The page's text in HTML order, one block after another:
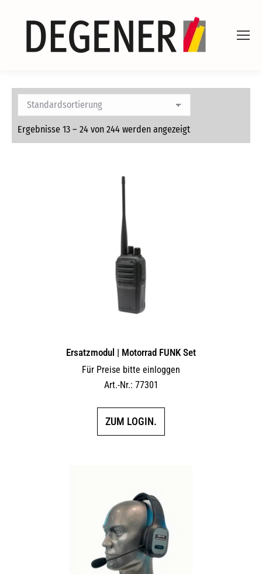
Ergebnisse 13 – 24 von 244 werden angezeigt
Ersatzmodul | Motorrad FUNK Set
Für Preise bitte einloggen
Art.-Nr.: 77301
ZUM LOGIN.